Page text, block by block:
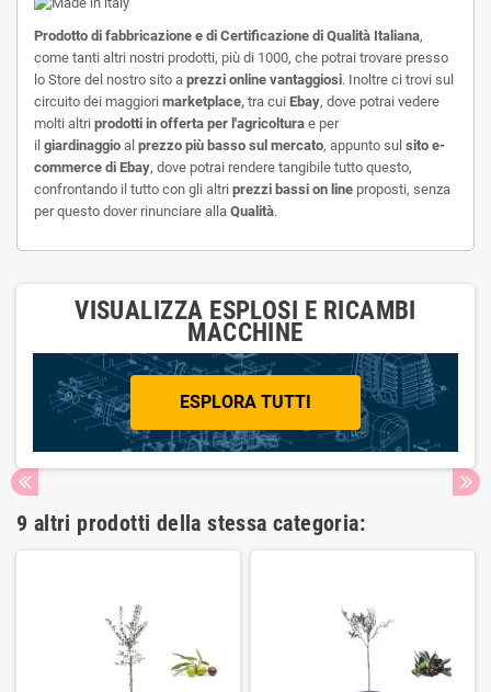
Prodotto di fabbricazione e di Certificazione di Qualità Italiana,
come tanti altri nostri prodotti, più di 1000, che potrai trovare presso
lo Store del nostro sito a prezzi online vantaggiosi. Inoltre ci trovi sul
circuito dei maggiori marketplace, tra cui Ebay, dove potrai vedere
molti altri prodotti in offerta per l'agricoltura e per
il giardinaggio al prezzo più basso sul mercato, appunto sul sito e-
commerce di Ebay, dove potrai rendere tangibile tutto questo,
confrontando il tutto con gli altri prezzi bassi on line proposti, senza
per questo dover rinunciare alla Qualità.
VISUALIZZA ESPLOSI E RICAMBI
MACCHINE
ESPLORA TUTTI
9 altri prodotti della stessa categoria: